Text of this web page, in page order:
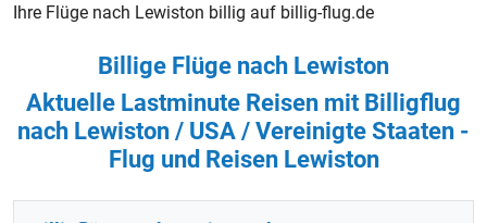
Ihre Flüge nach Lewiston billig auf billig-flug.de
Billige Flüge nach Lewiston
Aktuelle Lastminute Reisen mit Billigflug
nach Lewiston / USA / Vereinigte Staaten -
Flug und Reisen Lewiston